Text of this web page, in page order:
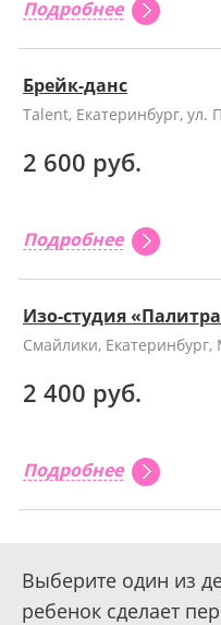
Подробнее
Брейк-данс
Talent, Екатеринбург,
2 600 руб.
Подробнее
Изо-студия
Смайлики,
2 400 руб.
Подробнее
Выберите один из
ребенок сделает